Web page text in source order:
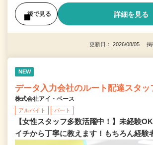
後で見る 詳細を見る
更新日： 2026/08/05 掲
NEW
データ入力会社のルート配達スタッ
株式会社アイ・ベース
アルバイト パート
【女性スタッフ多数活躍中！】未経験
イチから丁寧に教えます！もちろん経験